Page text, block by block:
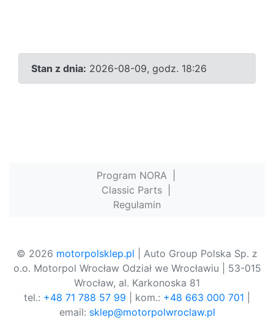
Stan z dnia: 2026-08-09, godz. 18:26
Program NORA
Classic Parts
Regulamin
© 2026 motorpolsklep.pl | Auto Group Polska Sp. z
o.o. Motorpol Wrocław Odział we Wrocławiu | 53-015
Wrocław, al. Karkonoska 81
tel.: +48 71 788 57 99 | kom.: +48 663 000 701
email: sklep@motorpolwroclaw.pl